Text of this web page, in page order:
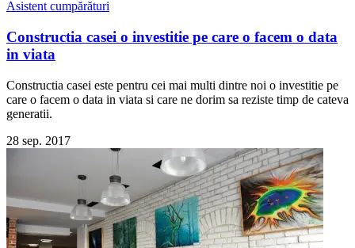
Asistent cumpărături
Constructia casei o investitie pe care o facem o data
in viata
Constructia casei este pentru cei mai multi dintre noi o investitie pe
care o facem o data in viata si care ne dorim sa reziste timp de cateva
generatii.
28 sep. 2017